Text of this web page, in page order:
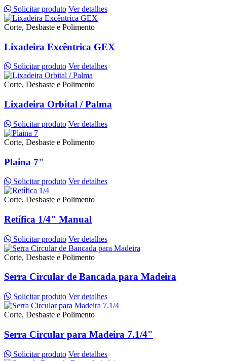
Solicitar produto Ver detalhes
Corte, Desbaste e Polimento
Lixadeira Excêntrica GEX
Solicitar produto Ver detalhes
Corte, Desbaste e Polimento
Lixadeira Orbital / Palma
Solicitar produto Ver detalhes
Corte, Desbaste e Polimento
Plaina 7"
Solicitar produto Ver detalhes
Corte, Desbaste e Polimento
Retífica 1/4" Manual
Solicitar produto Ver detalhes
Corte, Desbaste e Polimento
Serra Circular de Bancada para Madeira
Solicitar produto Ver detalhes
Corte, Desbaste e Polimento
Serra Circular para Madeira 7.1/4"
Solicitar produto Ver detalhes